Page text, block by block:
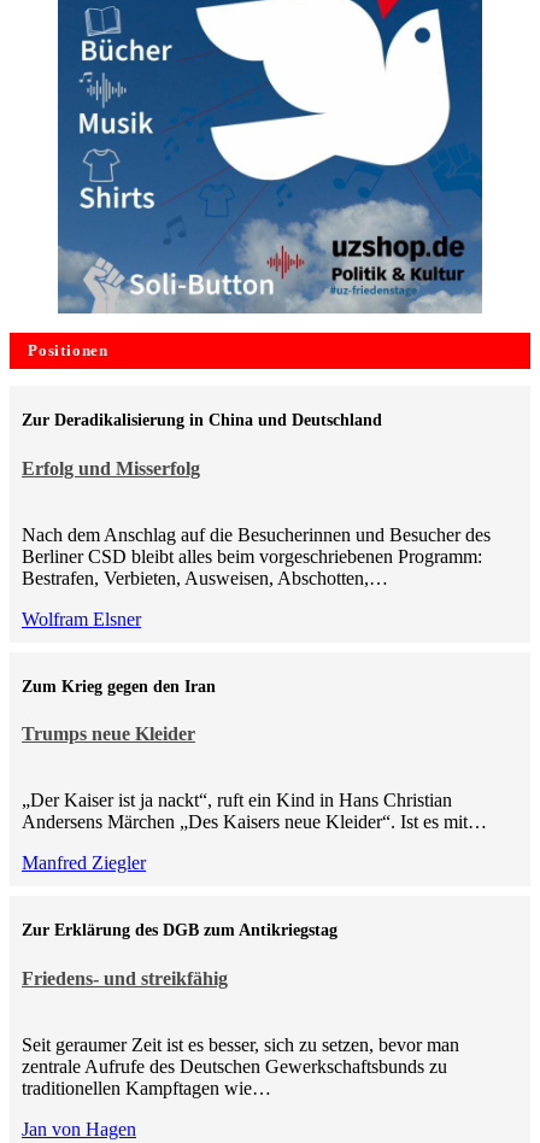
Positionen
Erfolg und Misserfolg
Zur Deradikalisierung in China und Deutschland
Nach dem Anschlag auf die Besucherinnen und Besucher des
Berliner CSD bleibt alles beim vorgeschriebenen Programm:
Bestrafen, Verbieten, Ausweisen, Abschotten,…
Wolfram Elsner
Trumps neue Kleider
Zum Krieg gegen den Iran
„Der Kaiser ist ja nackt“, ruft ein Kind in Hans Christian
Andersens Märchen „Des Kaisers neue Kleider“. Ist es mit…
Manfred Ziegler
Friedens- und streikfähig
Zur Erklärung des DGB zum Antikriegstag
Seit geraumer Zeit ist es besser, sich zu setzen, bevor man
zentrale Aufrufe des Deutschen Gewerkschaftsbunds zu
traditionellen Kampftagen wie…
Jan von Hagen